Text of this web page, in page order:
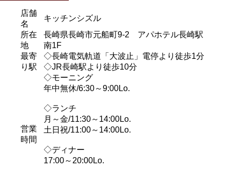
店舗
名
キッチンシズル
所在
地
長崎県長崎市元船町9-2 アパホテル長崎駅
南1F
最寄
り駅
◇長崎電気軌道「大波止」電停より徒歩1分
◇JR長崎駅より徒歩10分
営業
時間
◇モーニング
年中無休/6:30～9:00Lo.
◇ランチ
月～金/11:30～14:00Lo.
土日祝/11:00～14:00Lo.
◇ディナー
17:00～20:00Lo.